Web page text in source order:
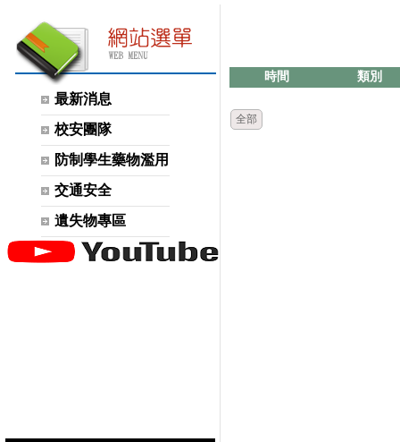
最新消息
校安團隊
防制學生藥物濫用
交通安全
遺失物專區
時間 類別
全部